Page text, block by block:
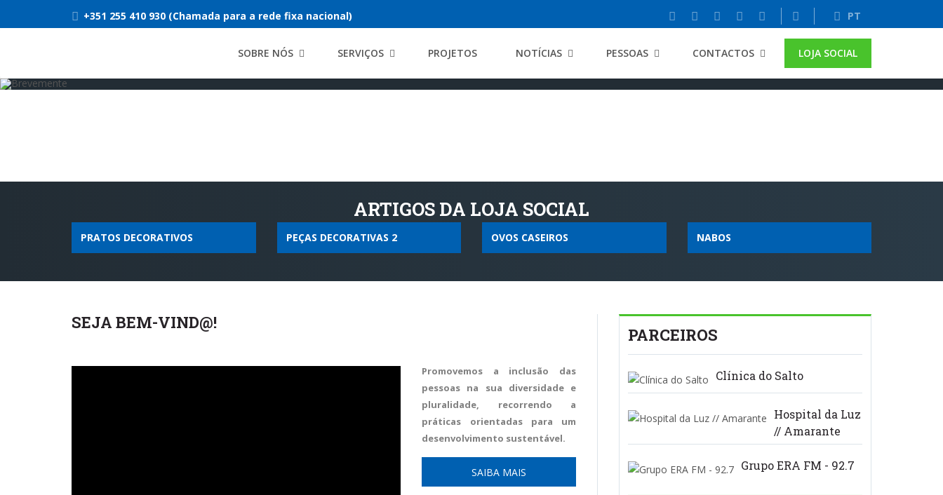
+351 255 410 930 (Chamada para a rede fixa nacional) PT
SOBRE NÓS SERVIÇOS PROJETOS NOTÍCIAS PESSOAS CONTACTOS LOJA SOCIAL
ARTIGOS DA LOJA SOCIAL
PRATOS DECORATIVOS PEÇAS DECORATIVAS 2 OVOS CASEIROS NABOS
SEJA BEM-VIND@!
Promovemos a inclusão das
pessoas na sua diversidade e
pluralidade, recorrendo a
práticas orientadas para um
desenvolvimento sustentável.
SAIBA MAIS
PARCEIROS
Clínica do Salto
Hospital da Luz
// Amarante
Grupo ERA FM - 92.7